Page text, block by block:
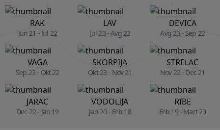
RAK
Jun 21 - Jul 22
LAV
Jul 23 - Avg 22
DEVICA
Avg 23 - Sep 22
VAGA
Sep 23 - Okt 22
SKORPIJA
Okt 23 - Nov 21
STRELAC
Nov 22 - Dec 21
JARAC
Dec 22 - Jan 19
VODOLIJA
Jan 20 - Feb 18
RIBE
Feb 19 - Mart 20